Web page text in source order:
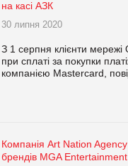
на касі АЗК
30 липня 2020
З 1 серпня клієнти мережі
при сплаті за покупки
компанією Mastercard,
Компанія Art Nation
брендів MGA Entertainment